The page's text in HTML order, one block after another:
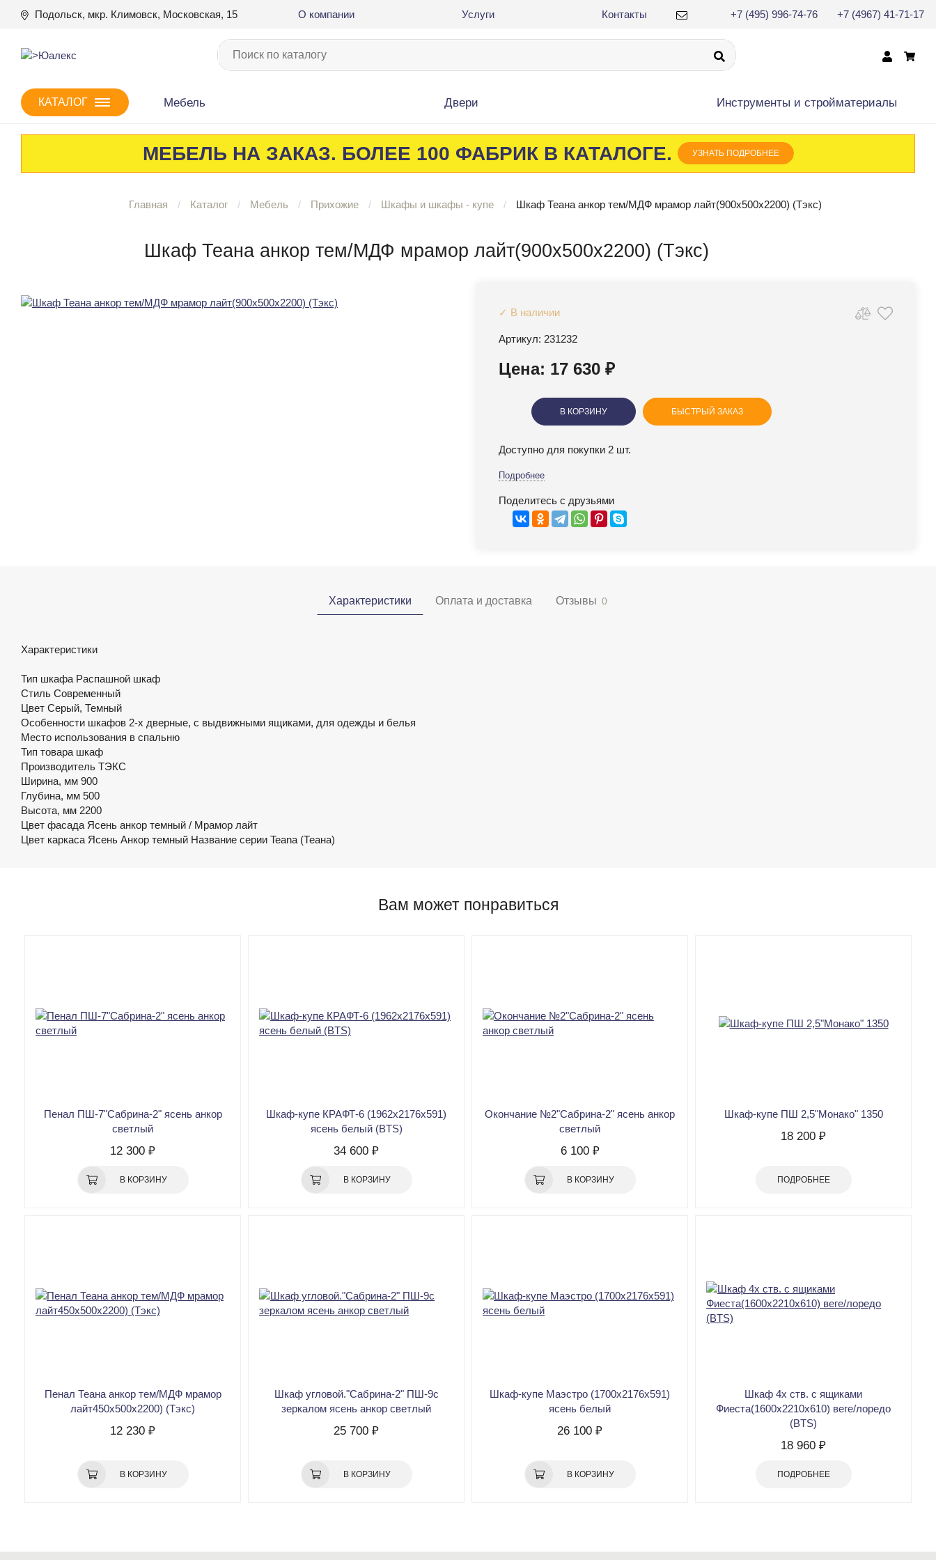
Подольск, мкр. Климовск, Московская, 15 О компании Услуги Контакты +7 (495) 996-74-76 +7 (4967) 41-71-17
КАТАЛОГ Мебель Двери Инструменты и cтройматериалы
МЕБЕЛЬ НА ЗАКАЗ. БОЛЕЕ 100 ФАБРИК В КАТАЛОГЕ. УЗНАТЬ ПОДРОБНЕЕ
Главная Каталог Мебель Прихожие Шкафы и шкафы - купе Шкаф Теана анкор тем/МДФ мрамор лайт(900х500х2200) (Тэкс)
Шкаф Теана анкор тем/МДФ мрамор лайт(900х500х2200) (Тэкс)
✓ В наличии
Артикул: 231232
Цена: 17 630 ₽
В КОРЗИНУ БЫСТРЫЙ ЗАКАЗ
Доступно для покупки 2 шт.
Подробнее
Поделитесь с друзьями
Характеристики Оплата и доставка Отзывы 0
Характеристики
Тип шкафа Распашной шкаф
Стиль Современный
Цвет Серый, Темный
Особенности шкафов 2-х дверные, с выдвижными ящиками, для одежды и белья
Место использования в спальню
Тип товара шкаф
Производитель ТЭКС
Ширина, мм 900
Глубина, мм 500
Высота, мм 2200
Цвет фасада Ясень анкор темный / Мрамор лайт
Цвет каркаса Ясень Анкор темный Название серии Teana (Теана)
Вам может понравиться
Пенал ПШ-7"Сабрина-2" ясень анкор
светлый
12 300 ₽
В КОРЗИНУ
Шкаф-купе КРАФТ-6 (1962х2176х591)
ясень белый (BTS)
34 600 ₽
В КОРЗИНУ
Окончание №2"Сабрина-2" ясень анкор
светлый
6 100 ₽
В КОРЗИНУ
Шкаф-купе ПШ 2,5"Монако" 1350
18 200 ₽
ПОДРОБНЕЕ
Пенал Теана анкор тем/МДФ мрамор
лайт450х500х2200) (Тэкс)
12 230 ₽
В КОРЗИНУ
Шкаф угловой."Сабрина-2" ПШ-9с
зеркалом ясень анкор светлый
25 700 ₽
В КОРЗИНУ
Шкаф-купе Маэстро (1700х2176х591)
ясень белый
26 100 ₽
В КОРЗИНУ
Шкаф 4х ств. c ящиками
Фиеста(1600х2210х610) веге/лоредо
(BTS)
18 960 ₽
ПОДРОБНЕЕ